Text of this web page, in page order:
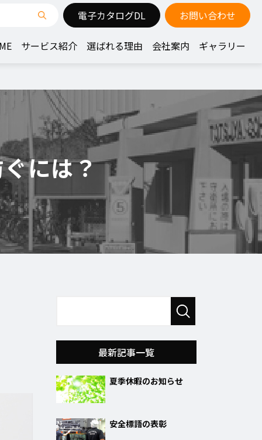
サービス紹介 選ばれる理由 会社案内 ギャラリー
電子カタログDL お問い合わせ
には？
最新記事一覧
夏季休暇のお知らせ
安全標語の表彰